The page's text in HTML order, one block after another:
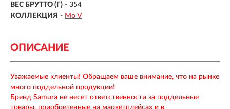
ВЕС БРУТТО (Г) - 354
КОЛЛЕКЦИЯ - Mo V
ОПИСАНИЕ
Уважаемые клиенты! Обращаем ваше внимание, что на рынке
много поддельной продукции!
Бренд Samura не несет ответственности за поддельные
товары, приобретенные на маркетплейсах и в